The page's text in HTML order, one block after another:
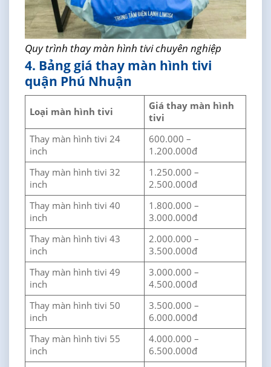
Quy trình thay màn hình tivi chuyên nghiệp
4. Bảng giá thay màn hình tivi
quận Phú Nhuận
Loại màn hình tivi
Giá thay màn hình
tivi
Thay màn hình tivi 24
inch
600.000 –
1.200.000đ
Thay màn hình tivi 32
inch
1.250.000 –
2.500.000đ
Thay màn hình tivi 40
inch
1.800.000 –
3.000.000đ
Thay màn hình tivi 43
inch
2.000.000 –
3.500.000đ
Thay màn hình tivi 49
inch
3.000.000 –
4.500.000đ
Thay màn hình tivi 50
inch
3.500.000 –
6.000.000đ
Thay màn hình tivi 55
inch
4.000.000 –
6.500.000đ